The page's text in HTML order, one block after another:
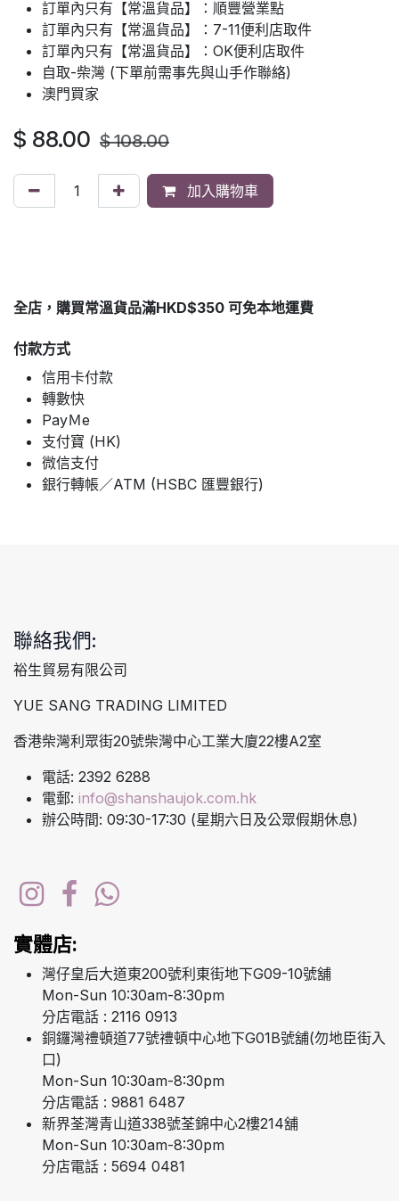
訂單內只有【常溫貨品】：順豐營業點
訂單內只有【常溫貨品】：7-11便利店取件
訂單內只有【常溫貨品】：OK便利店取件
自取-柴灣 (下單前需事先與山手作聯絡)
澳門買家
$ 88.00 $108.00
加入購物車
全店，購買常溫貨品滿HKD$350 可免本地運費
付款方式
信用卡付款
轉數快
PayＭe
支付寶 (HK)
微信支付
銀行轉帳／ATM (HSBC 匯豐銀行)
聯絡我們:
裕生貿易有限公司
YUE SANG TRADING LIMITED
香港柴灣利眾街20號柴灣中心工業大廈22樓A2室
電話: 2392 6288
電郵: info@shanshaujok.com.hk
辦公時間: 09:30-17:30 (星期六日及公眾假期休息)
實體店:
灣仔皇后大道東200號利東街地下G09-10號舖
Mon-Sun 10:30am-8:30pm
分店電話 : 2116 0913
銅鑼灣禮頓道77號禮頓中心地下G01B號舖(勿地臣街入
口)
Mon-Sun 10:30am-8:30pm
分店電話 : 9881 6487
新界荃灣青山道338號荃錦中心2樓214舖
Mon-Sun 10:30am-8:30pm
分店電話 : 5694 0481